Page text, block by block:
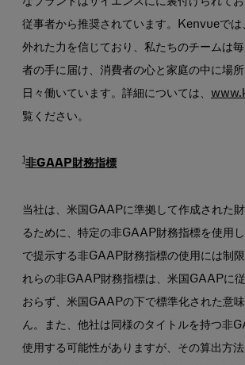
従事者から推奨されています。Kenvueでは
外れた力を信じており、私たちのチームは
者の手に届け、消費者の心と家庭の中に場
日々働いています。詳細については、
覧ください。
1 非GAAP財務指標
当社は、米国GAAPに準拠して作成された
るために、特定の非GAAP財務指標を使用
で提示する非GAAP財務指標の使用には制
れらの非GAAP財務指標は、米国GAAPに
おらず、米国GAAPの下で標準化された意
ん。また、他社は同様のタイトルを持つ非
使用する可能性がありますが、その算出方